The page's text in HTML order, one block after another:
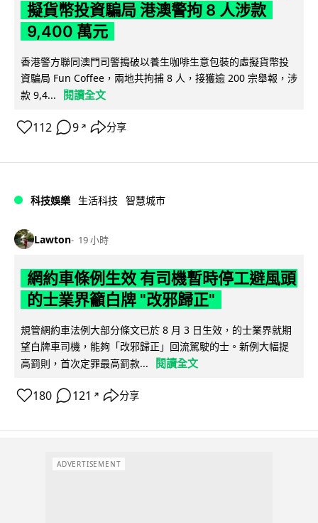
擬貨幣投資騙局 港澳警拘 8 人涉款
9,400 萬元
香港警方聯同澳門司警搗破以養生咖啡生意包裝的虛擬貨幣投
資騙局 Fun Coffee，兩地共拘捕 8 人，接獲逾 200 宗舉報，涉
款 9,4...
閱讀全文
112 9 ↗ 分享
科技娛樂 生活科技 智慧城市
Lawton 19 小時
網約車條例生效 有司機暫時停工避風頭
的士業界籲白牌 "改邪歸正"
規管網約車法例大部分條文已於 8 月 3 日生效，的士業界就期
望白牌車司機，能夠「改邪歸正」回流駕駛的士。新例大幅提
高罰則，首次定罪最高罰款...
閱讀全文
180 121 ↗ 分享
ADVERTISEMENT